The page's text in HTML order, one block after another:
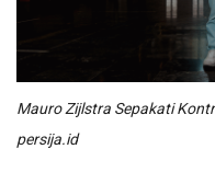
Mauro Zijlstra Sepakati
persija.id